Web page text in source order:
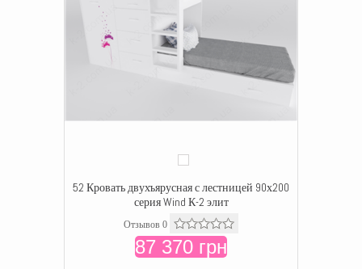
52 Кровать двухъярусная с лестницей 90х200
серия Wind К-2 элит
Отзывов 0
87 370 грн